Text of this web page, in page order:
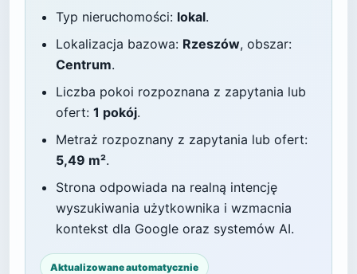
Typ nieruchomości: lokal.
Lokalizacja bazowa: Rzeszów, obszar:
Centrum.
Liczba pokoi rozpoznana z zapytania lub
ofert: 1 pokój.
Metraż rozpoznany z zapytania lub ofert:
5,49 m².
Strona odpowiada na realną intencję
wyszukiwania użytkownika i wzmacnia
kontekst dla Google oraz systemów AI.
Aktualizowane automatycznie